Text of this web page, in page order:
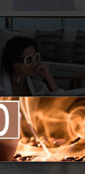
ДЕЛАЕТ
ОТПУСКАТЬ